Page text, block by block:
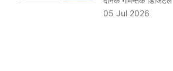
05 Jul 2026